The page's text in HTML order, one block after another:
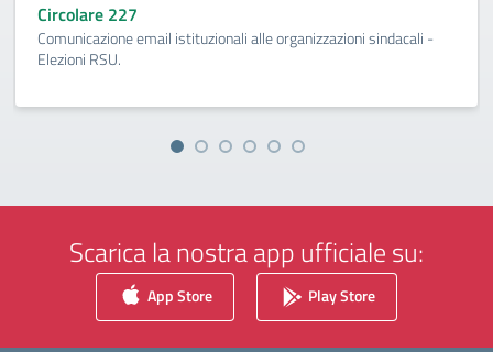
Circolare 227
Comunicazione email istituzionali alle organizzazioni sindacali -
Elezioni RSU.
Scarica la nostra app ufficiale su:
App Store Play Store